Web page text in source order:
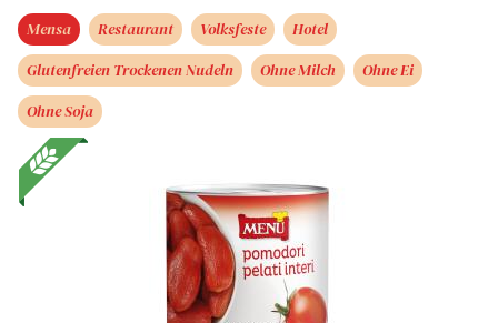
Mensa Restaurant Volksfeste
Hotel
Glutenfreien Trockenen Nudeln
Ohne Milch
Ohne Ei
Ohne Soja